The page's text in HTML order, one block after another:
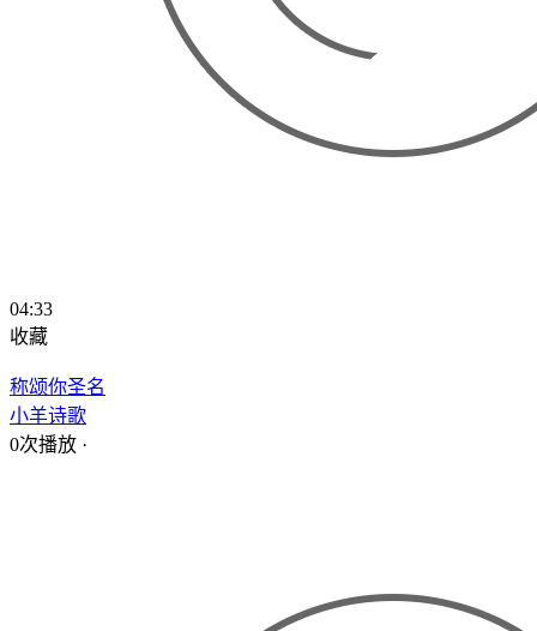
04:33
收藏
称颂你圣名
小羊诗歌
0次播放 ·